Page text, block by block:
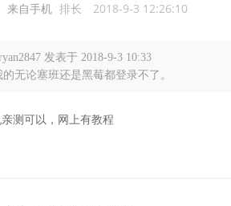
来自手机 排长 2018-9-3 12:26:10
发表于 2018-9-3 10:33
的无论塞班还是黑莓都登录不了。
测可以，网上有教程